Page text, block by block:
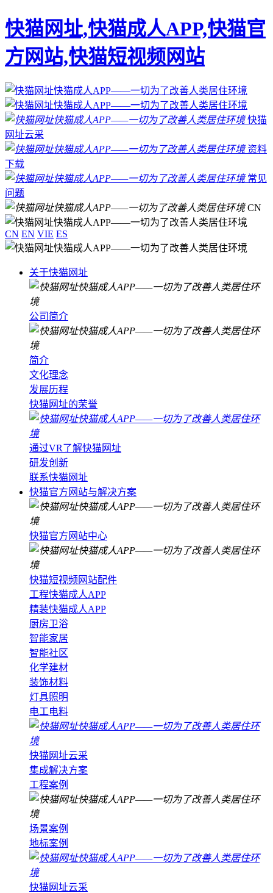
快猫网址,快猫成人APP,快猫官
方网站,快猫短视频网站
快猫
网址云采
资料
下载
常见
问题
CN
CN EN VIE ES
关于快猫网址
公司简介
简介
文化理念
发展历程
快猫网址的荣誉
通过VR了解快猫网址
研发创新
联系快猫网址
快猫官方网站与解决方案
快猫官方网站中心
快猫短视频网站配件
工程快猫成人APP
精装快猫成人APP
厨房卫浴
智能家居
智能社区
化学建材
装饰材料
灯具照明
电工电料
快猫网址云采
集成解决方案
工程案例
场景案例
地标案例
快猫网址云采